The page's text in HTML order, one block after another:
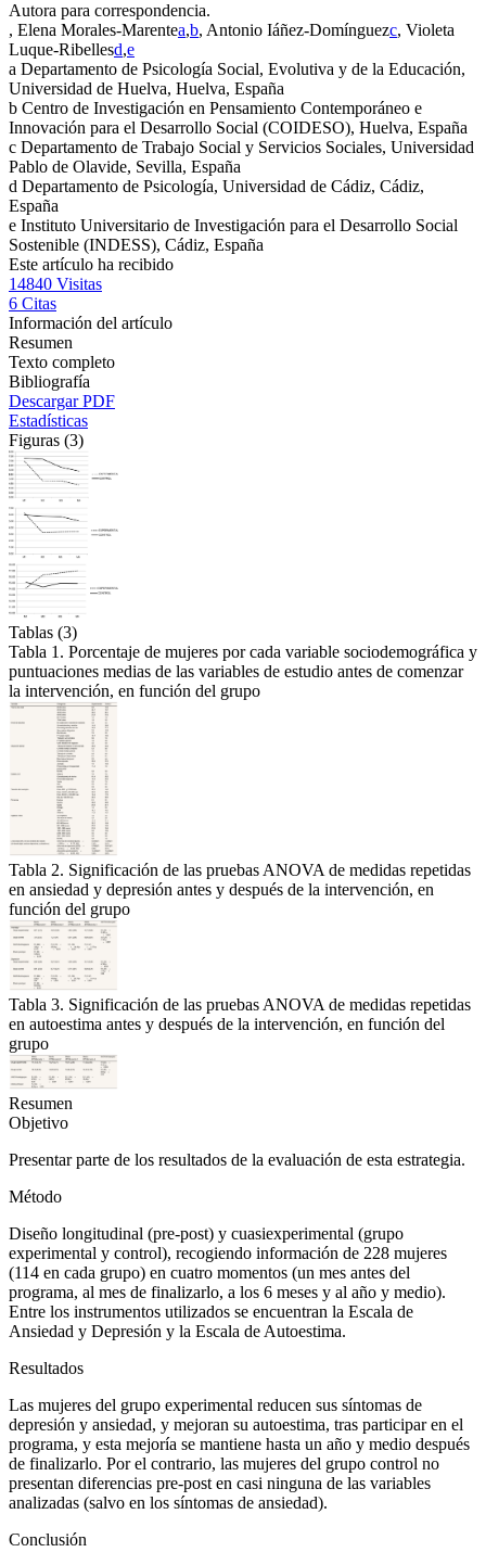
Autora para correspondencia.
, Elena Morales-Marentea,b, Antonio Iáñez-Domínguezc, Violeta
Luque-Ribellesd,e
a Departamento de Psicología Social, Evolutiva y de la Educación,
Universidad de Huelva, Huelva, España
b Centro de Investigación en Pensamiento Contemporáneo e
Innovación para el Desarrollo Social (COIDESO), Huelva, España
c Departamento de Trabajo Social y Servicios Sociales, Universidad
Pablo de Olavide, Sevilla, España
d Departamento de Psicología, Universidad de Cádiz, Cádiz,
España
e Instituto Universitario de Investigación para el Desarrollo Social
Sostenible (INDESS), Cádiz, España
Este artículo ha recibido
14840 Visitas
6 Citas
Información del artículo
Resumen
Texto completo
Bibliografía
Descargar PDF
Estadísticas
Figuras (3)
Tablas (3)
Tabla 1. Porcentaje de mujeres por cada variable sociodemográfica y
puntuaciones medias de las variables de estudio antes de comenzar
la intervención, en función del grupo
Tabla 2. Significación de las pruebas ANOVA de medidas repetidas
en ansiedad y depresión antes y después de la intervención, en
función del grupo
Tabla 3. Significación de las pruebas ANOVA de medidas repetidas
en autoestima antes y después de la intervención, en función del
grupo
Resumen
Objetivo
Presentar parte de los resultados de la evaluación de esta estrategia.
Método
Diseño longitudinal (pre-post) y cuasiexperimental (grupo
experimental y control), recogiendo información de 228 mujeres
(114 en cada grupo) en cuatro momentos (un mes antes del
programa, al mes de finalizarlo, a los 6 meses y al año y medio).
Entre los instrumentos utilizados se encuentran la Escala de
Ansiedad y Depresión y la Escala de Autoestima.
Resultados
Las mujeres del grupo experimental reducen sus síntomas de
depresión y ansiedad, y mejoran su autoestima, tras participar en el
programa, y esta mejoría se mantiene hasta un año y medio después
de finalizarlo. Por el contrario, las mujeres del grupo control no
presentan diferencias pre-post en casi ninguna de las variables
analizadas (salvo en los síntomas de ansiedad).
Conclusión